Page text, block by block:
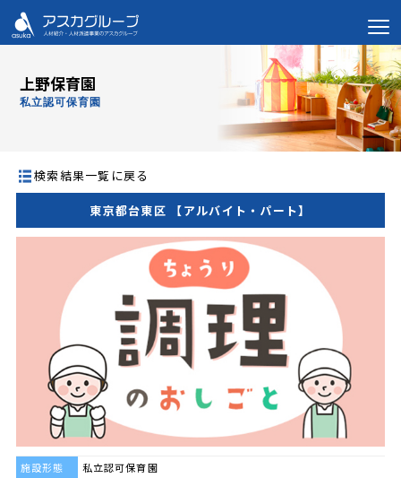
上野保育園
私立認可保育園
検索結果一覧に戻る
東京都台東区 【アルバイト・パート】
施設形態
私立認可保育園